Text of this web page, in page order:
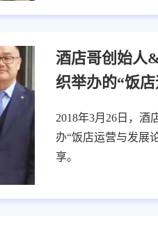
酒店哥创始人
织举办的“饭
2018年3月26日，
办“饭店运营与发展
享。